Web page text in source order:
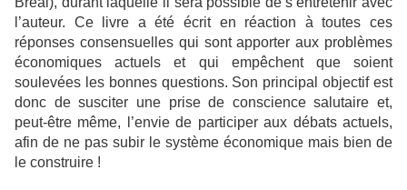
l’auteur. Ce livre a été écrit en réaction à toutes ces
réponses consensuellesqui sont apporter aux problèmes
économiques actuels et qui empêchent que soient
soulevées les bonnes questions. Son principal objectif est
donc de susciter une prise de conscience salutaire et,
peut-être même, l’envie de participer aux débats actuels,
afin de ne pas subir le système économique mais bien de
le construire !